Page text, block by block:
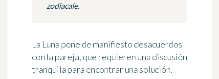
zodiacale.
La Luna pone de manifiesto desacuerdos
con la pareja, que requieren una discusión
tranquila para encontrar una solución.